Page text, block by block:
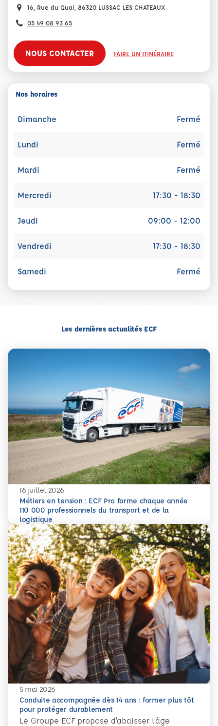
16, Rue du Quai, 86320 LUSSAC LES CHATEAUX
05 49 08 93 65
NOUS CONTACTER FAIRE UN ITINÉRAIRE
Nos horaires
Dimanche Fermé
Lundi Fermé
Mardi Fermé
Mercredi 17:30 - 18:30
Jeudi 09:00 - 12:00
Vendredi 17:30 - 18:30
Samedi Fermé
Les dernières actualités ECF
16 juillet 2026
Métiers en tension : ECF Pro forme chaque année
110 000 professionnels du transport et de la
logistique
En savoir plus
Métiers en tension : ECF Pro forme chaque année 110
5 mai 2026
Conduite accompagnée dès 14 ans : former plus tôt
pour protéger durablement
Le Groupe ECF propose d’abaisser l’âge